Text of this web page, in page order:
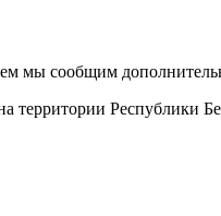
мы сообщим
территории Республики